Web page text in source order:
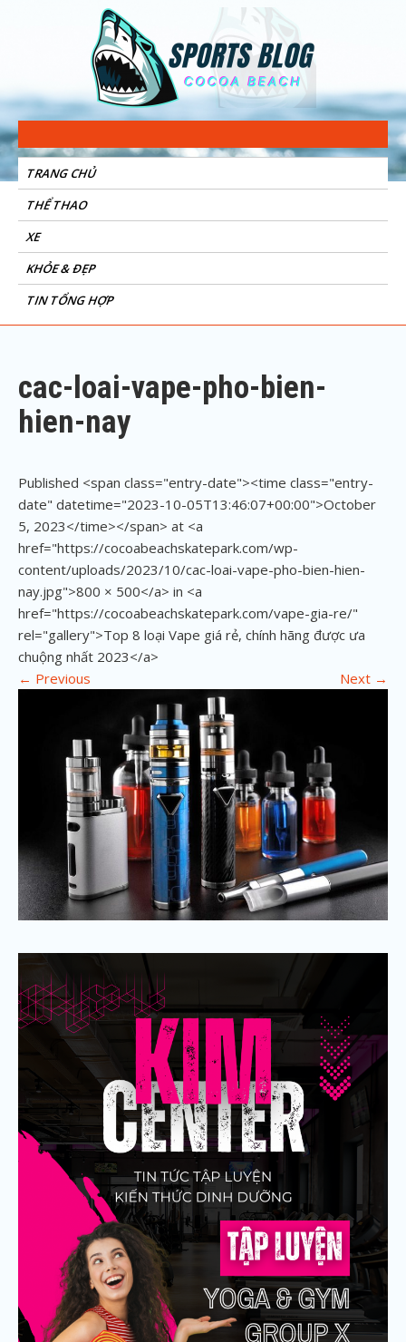
Sports Blog
Cocoa Beach
TRANG CHỦ
THỂ THAO
XE
KHỎE & ĐẸP
TIN TỔNG HỢP
cac-loai-vape-pho-bien-
hien-nay
Published <span class="entry-date"><time class="entry-
date" datetime="2023-10-05T13:46:07+00:00">October
5, 2023</time></span> at <a
href="https://cocoabeachskatepark.com/wp-
content/uploads/2023/10/cac-loai-vape-pho-bien-hien-
nay.jpg">800 × 500</a> in <a
href="https://cocoabeachskatepark.com/vape-gia-re/"
rel="gallery">Top 8 loại Vape giá rẻ, chính hãng được ưa
chuộng nhất 2023</a>
← Previous Next →